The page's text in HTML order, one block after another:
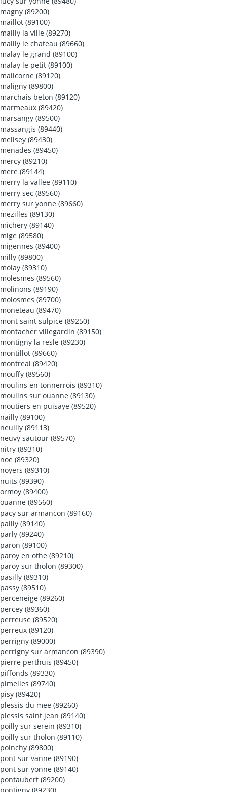
magny (89200)
maillot (89100)
mailly la ville (89270)
mailly le chateau (89660)
malay le grand (89100)
malay le petit (89100)
malicorne (89120)
maligny (89800)
marchais beton (89120)
marmeaux (89420)
marsangy (89500)
massangis (89440)
melisey (89430)
menades (89450)
mercy (89210)
mere (89144)
merry la vallee (89110)
merry sec (89560)
merry sur yonne (89660)
mezilles (89130)
michery (89140)
mige (89580)
migennes (89400)
milly (89800)
molay (89310)
molesmes (89560)
molinons (89190)
molosmes (89700)
moneteau (89470)
mont saint sulpice (89250)
montacher villegardin (89150)
montigny la resle (89230)
montillot (89660)
montreal (89420)
mouffy (89560)
moulins en tonnerrois (89310)
moulins sur ouanne (89130)
moutiers en puisaye (89520)
nailly (89100)
neuilly (89113)
neuvy sautour (89570)
nitry (89310)
noe (89320)
noyers (89310)
nuits (89390)
ormoy (89400)
ouanne (89560)
pacy sur armancon (89160)
pailly (89140)
parly (89240)
paron (89100)
paroy en othe (89210)
paroy sur tholon (89300)
pasilly (89310)
passy (89510)
perceneige (89260)
percey (89360)
perreuse (89520)
perreux (89120)
perrigny (89000)
perrigny sur armancon (89390)
pierre perthuis (89450)
piffonds (89330)
pimelles (89740)
pisy (89420)
plessis du mee (89260)
plessis saint jean (89140)
poilly sur serein (89310)
poilly sur tholon (89110)
poinchy (89800)
pont sur vanne (89190)
pont sur yonne (89140)
pontaubert (89200)